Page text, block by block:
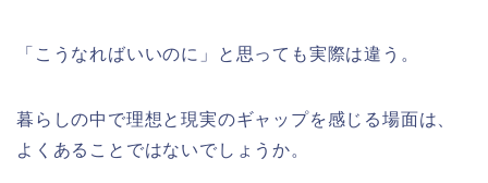
「こうなればいいのに」と思っても実際は違う。
暮らしの中で理想と現実のギャップを感じる場面は、
よくあることではないでしょうか。